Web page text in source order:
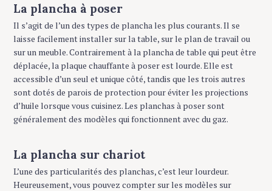
La plancha à poser
Il s’agit de l’un des types de plancha les plus courants. Il se
laisse facilement installer sur la table, sur le plan de travail ou
sur un meuble. Contrairement à la plancha de table qui peut être
déplacée, la plaque chauffante à poser est lourde. Elle est
accessible d’un seul et unique côté, tandis que les trois autres
sont dotés de parois de protection pour éviter les projections
d’huile lorsque vous cuisinez. Les planchas à poser sont
généralement des modèles qui fonctionnent avec du gaz.
La plancha sur chariot
L’une des particularités des planchas, c’est leur lourdeur.
Heureusement, vous pouvez compter sur les modèles sur
a
r
c
f
: